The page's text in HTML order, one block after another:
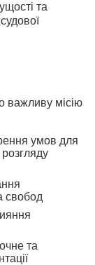
та
важливу місію
умов для
свобод
та